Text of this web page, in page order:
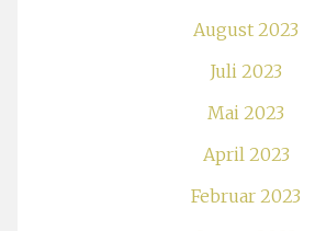
August 2023
Juli 2023
Mai 2023
April 2023
Februar 2023